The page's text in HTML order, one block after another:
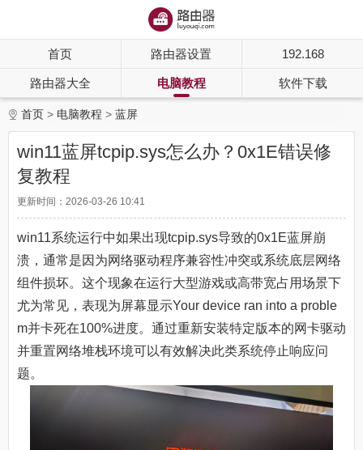
首页 路由器设置 192.168
路由器大全 电脑教程 软件下载
首页 电脑教程 蓝屏
win11蓝屏tcpip.sys怎么办？0x1E错误修
复教程
更新时间：2026-03-26 10:41
win11系统运行中如果出现tcpip.sys导致的0x1E蓝屏崩
溃，通常是因为网络驱动程序兼容性冲突或系统底层网络
组件损坏。这个现象在运行大型游戏或高带宽占用场景下
尤为常见，表现为屏幕显示Your device ran into a proble
m并卡死在100%进度。通过重新安装特定版本的网卡驱动
并重置网络堆栈环境可以有效解决此类系统停止响应问
题。